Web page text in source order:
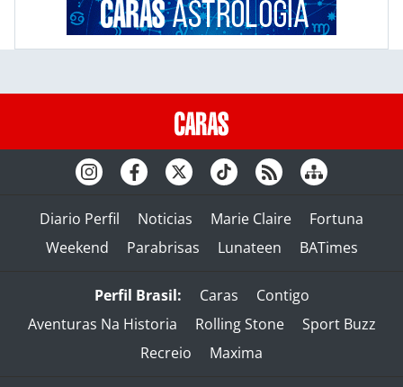
Diario Perfil Noticias Marie Claire
Fortuna
Weekend
Parabrisas Lunateen BATimes
Perfil Brasil: Caras
Contigo
Aventuras Na Historia
Rolling Stone
Sport Buzz
Recreio
Maxima